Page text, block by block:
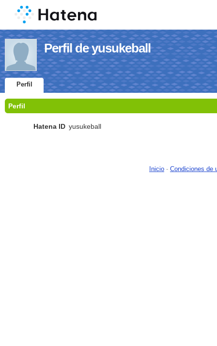
Perfil de yusukeball
Perfil
Perfil
Hatena ID yusukeball
Inicio - Condiciones de